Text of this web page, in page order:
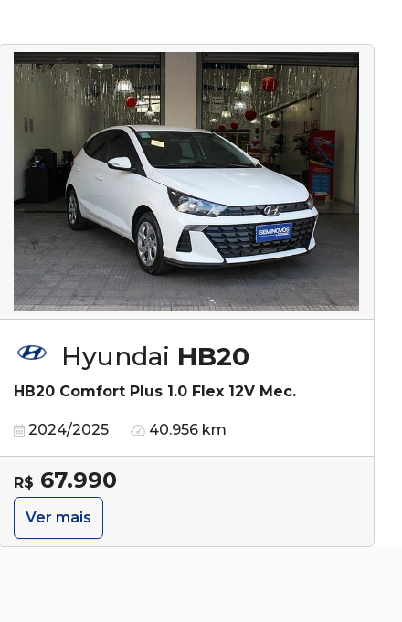
Hyundai HB20
HB20 Comfort Plus 1.0 Flex 12V Mec.
2024/2025 40.956 km
R$ 67.990
Ver mais